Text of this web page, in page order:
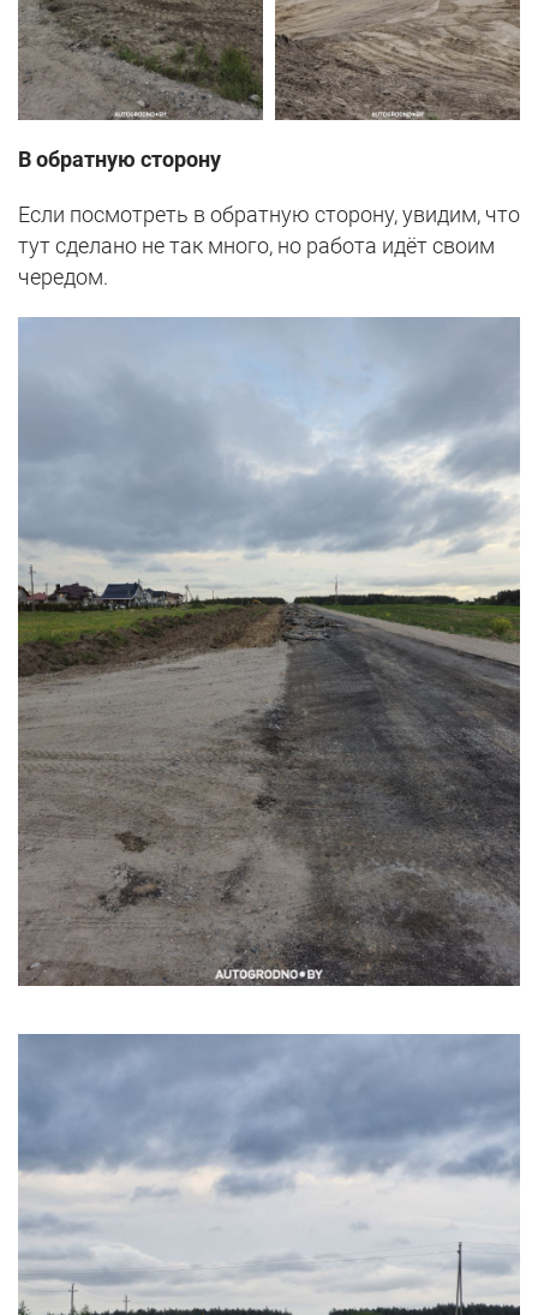
В обратную сторону
Если посмотреть в обратную сторону, увидим, что
тут сделано не так много, но работа идёт своим
чередом.